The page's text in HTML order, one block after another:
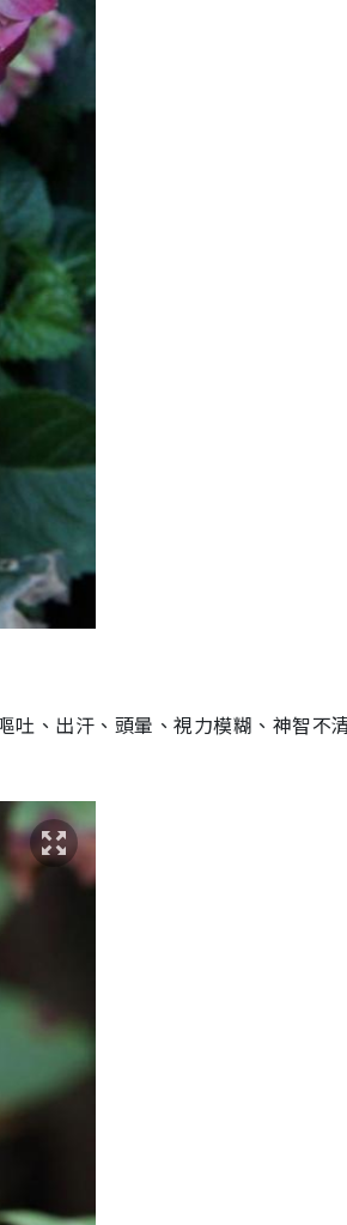
吐、出汗、頭暈、視力模糊、神智不